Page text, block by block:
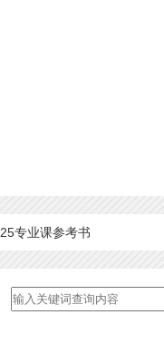
专业课参考书